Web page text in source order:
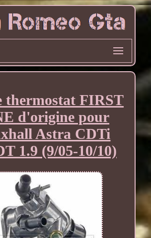
thermostat FIRST
d'origine pour
Astra CDTi
1.9 (9/05-10/10)